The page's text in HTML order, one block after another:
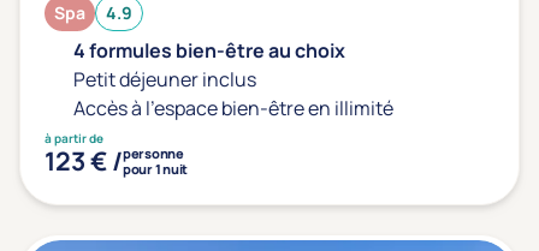
Spa 4.9
4 formules bien-être au choix
Petit déjeuner inclus
Accès à l'espace bien-être en illimité
à partir de
123 € /personne
pour 1 nuit